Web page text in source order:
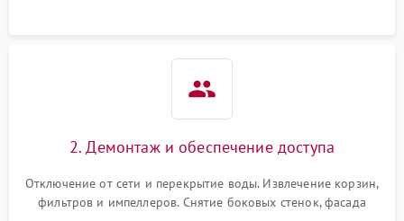
2. Демонтаж и обеспечение доступа
Отключение от сети и перекрытие воды. Извлечение корзин,
фильтров и импеллеров. Снятие боковых стенок, фасада